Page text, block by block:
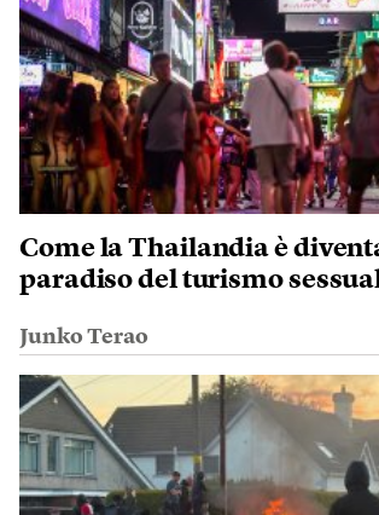
Come la Thailandia è
paradiso del turismo
Junko Terao